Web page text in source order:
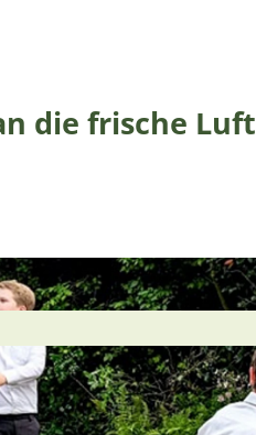
die frische Luft